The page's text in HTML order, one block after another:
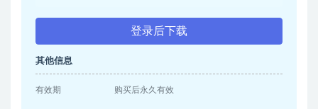
登录后下载
其他信息
有效期 购买后永久有效